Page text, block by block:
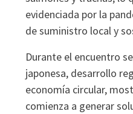
evidenciada por la
de suministro local y
Durante el encuentro
japonesa, desarrollo
economía circular,
comienza a generar